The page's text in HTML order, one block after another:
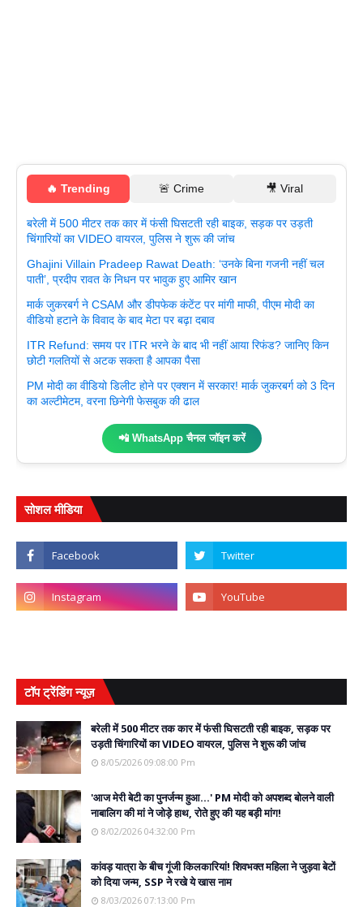
🔥 Trending 🚨 Crime 🎥 Viral
बरेली में 500 मीटर तक कार में फंसी घिसटती रही बाइक, सड़क पर उड़ती
चिंगारियों का VIDEO वायरल, पुलिस ने शुरू की जांच
Ghajini Villain Pradeep Rawat Death: ‘उनके बिना गजनी नहीं चल
पाती’, प्रदीप रावत के निधन पर भावुक हुए आमिर खान
मार्क जुकरबर्ग ने CSAM और डीपफेक कंटेंट पर मांगी माफी, पीएम मोदी का
वीडियो हटाने के विवाद के बाद मेटा पर बढ़ा दबाव
ITR Refund: समय पर ITR भरने के बाद भी नहीं आया रिफंड? जानिए किन
छोटी गलतियों से अटक सकता है आपका पैसा
PM मोदी का वीडियो डिलीट होने पर एक्शन में सरकार! मार्क जुकरबर्ग को 3 दिन
का अल्टीमेटम, वरना छिनेगी फेसबुक की ढाल
📲 WhatsApp चैनल जॉइन करें
सोशल मीडिया
टॉप ट्रेंडिंग न्यूज़
बरेली में 500 मीटर तक कार में फंसी घिसटती रही बाइक, सड़क पर
उड़ती चिंगारियों का VIDEO वायरल, पुलिस ने शुरू की जांच
8/05/2026 09:08:00 Pm
'आज मेरी बेटी का पुनर्जन्म हुआ...' PM मोदी को अपशब्द बोलने वाली
नाबालिग की मां ने जोड़े हाथ, रोते हुए की यह बड़ी मांग!
8/02/2026 04:32:00 Pm
कांवड़ यात्रा के बीच गूंजी किलकारियां! शिवभक्त महिला ने जुड़वा बेटों
को दिया जन्म, SSP ने रखे ये खास नाम
8/03/2026 07:13:00 Pm